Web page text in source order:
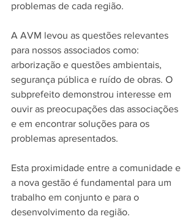
problemas de cada região.
A AVM levou as questões relevantes
para nossos associados como:
arborização e questões ambientais,
segurança pública e ruído de obras. O
subprefeito demonstrou interesse em
ouvir as preocupações das associações
e em encontrar soluções para os
problemas apresentados.
Esta proximidade entre a comunidade e
a nova gestão é fundamental para um
trabalho em conjunto e para o
desenvolvimento da região.